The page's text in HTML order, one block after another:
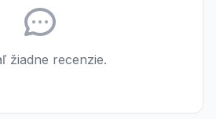
žiadne recenzie.